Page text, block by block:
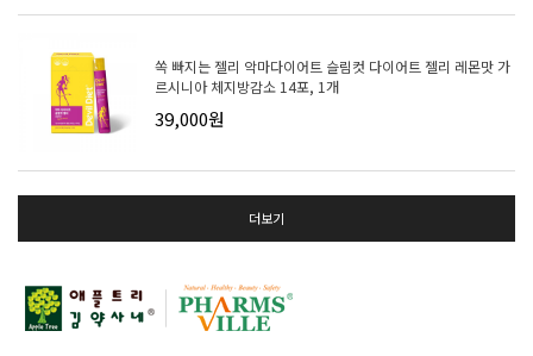
쏙 빠지는 젤리 악마다이어트 슬림컷 다이어트 젤리 레몬맛 가
르시니아 체지방감소 14포, 1개
39,000원
더보기